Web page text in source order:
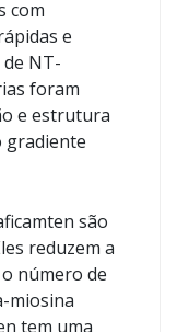
com
e
NT-
foram
e estrutura
gradiente
são
reduzem a
número de
miosina
tem uma